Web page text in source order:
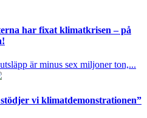
har fixat klimatkrisen – på
är minus sex miljoner ton,...
vi klimatdemonstrationen”